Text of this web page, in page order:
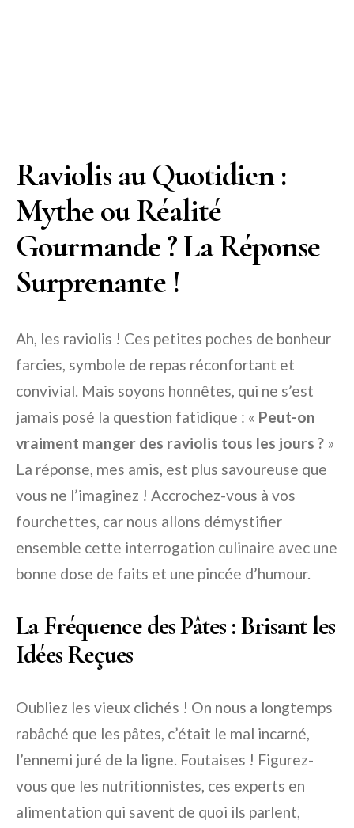
Raviolis au Quotidien :
Mythe ou Réalité
Gourmande ? La Réponse
Surprenante !
Ah, les raviolis ! Ces petites poches de bonheur
farcies, symbole de repas réconfortant et
convivial. Mais soyons honnêtes, qui ne s’est
jamais posé la question fatidique : « Peut-on
vraiment manger des raviolis tous les jours ? »
La réponse, mes amis, est plus savoureuse que
vous ne l’imaginez ! Accrochez-vous à vos
fourchettes, car nous allons démystifier
ensemble cette interrogation culinaire avec une
bonne dose de faits et une pincée d’humour.
La Fréquence des Pâtes : Brisant les
Idées Reçues
Oubliez les vieux clichés ! On nous a longtemps
rabâché que les pâtes, c’était le mal incarné,
l’ennemi juré de la ligne. Foutaises ! Figurez-
vous que les nutritionnistes, ces experts en
alimentation qui savent de quoi ils parlent,